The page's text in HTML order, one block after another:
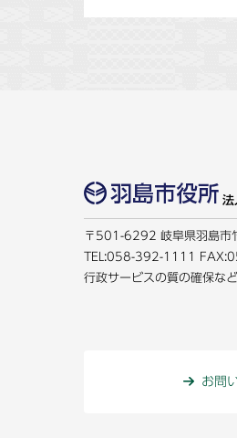
〒501-6292 岐阜県羽島市
TEL:058-392-1111
行政サービスの質の確保な
お問